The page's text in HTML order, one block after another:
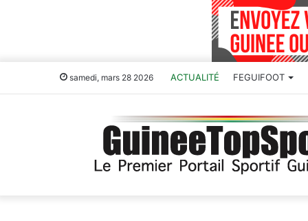
samedi, mars 28 2026 ACTUALITÉ FEGUIFOOT